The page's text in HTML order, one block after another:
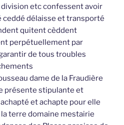
etc confessent avoir
ceddé délaisse et transporté
quitent cèddent
perpétuellement par
de tous troubles
dame de la Fraudière
présente stipulante et
et achapte pour elle
terre domaine mestairie